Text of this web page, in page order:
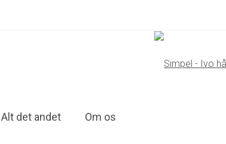
Alt det andet Om os